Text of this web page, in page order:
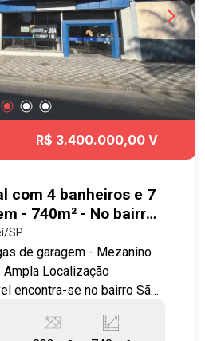
R$ 3.400.000,00 V
com 4 banheiros e 7
- 740m² - No bairro
- SP
SP
de garagem - Mezanino
porém com forte